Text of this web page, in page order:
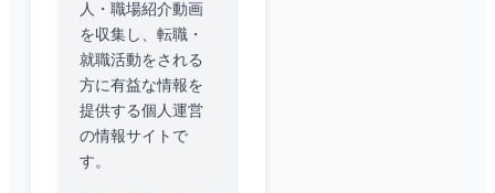
人・職場紹介動画
を収集し、転職・
就職活動をされる
方に有益な情報を
提供する個人運営
の情報サイトで
す。